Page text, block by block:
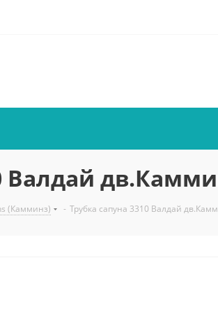
Валдай
(Камминз) - Трубка сапуна 3310 Валдай